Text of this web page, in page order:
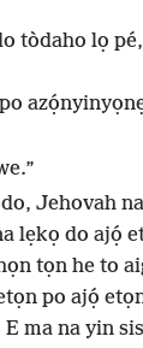
tòdaho lọ
Jehovah
lẹkọ do ajọ́
tọn he to
po ajọ́
ma na yin